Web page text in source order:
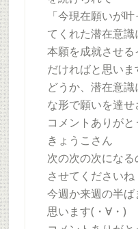
「今現在願いが
てくれた潜在意識
本願を成就させ
だければと思いま
どうか、潜在意
な形で願いを達せ
コメントありが
きょうこさん
次の次の次にな
させてくださいね
今週か来週の半ば
思います(・∀・)